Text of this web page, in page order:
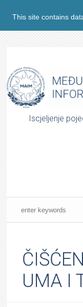
Iscjeljenje
UMA I
This site contains